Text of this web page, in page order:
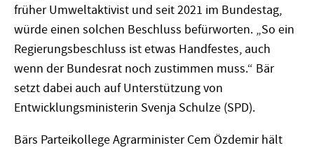
früher Umweltaktivist und seit 2021 im Bundestag,
würde einen solchen Beschluss befürworten. „So ein
Regierungsbeschluss ist etwas Handfestes, auch
wenn der Bundesrat noch zustimmen muss.“ Bär
setzt dabei auch auf Unterstützung von
Entwicklungsministerin Svenja Schulze (SPD).
Bärs Parteikollege Agrarminister Cem Özdemir hält